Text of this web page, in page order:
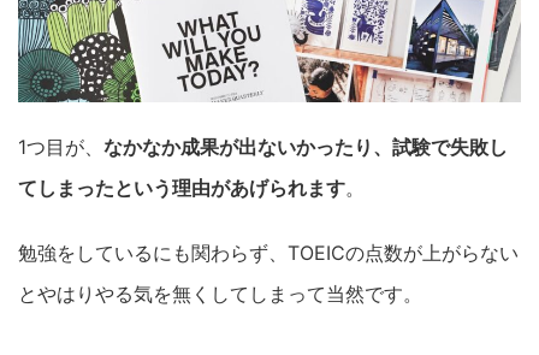
1つ目が、 なかなか成果が出ないかったり、試験で失敗し
てしまったという理由があげられます。
勉強をしているにも関わらず、 TOEICの点数が上がらない
とやはりやる気を無くしてしまって当然です。